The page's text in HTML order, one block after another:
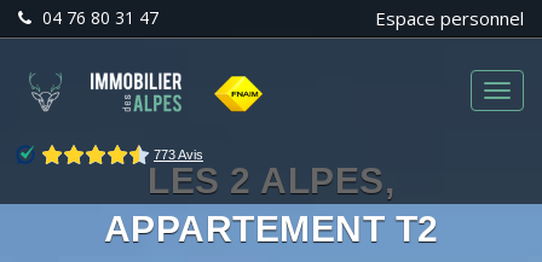
04 76 80 31 47 Espace personnel
Menu
LES 2 ALPES,
APPARTEMENT T2